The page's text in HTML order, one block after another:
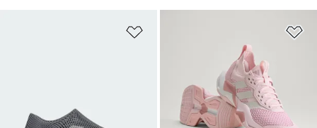
Adicionar à Lista de Desejos